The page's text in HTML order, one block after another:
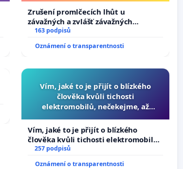
Zrušení promlčecích lhůt u
závažných a zvlášť závažných
trestných činů
163 podpisů
Oznámení o transparentnosti
Vím, jaké to je přijít o blízkého
člověka kvůli tichosti
elektromobilů, nečekejme, až
auta!
Vím, jaké to je přijít o blízkého
člověka kvůli tichosti elektromobilů,
nečekejme, až přibydou další,
zaveďme slyšitelná auta!
257 podpisů
Oznámení o transparentnosti